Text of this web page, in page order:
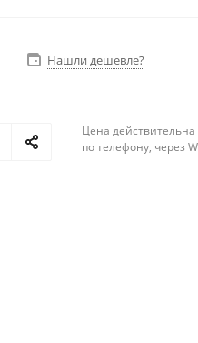
Нашли дешевле?
Цена
по телефону, через